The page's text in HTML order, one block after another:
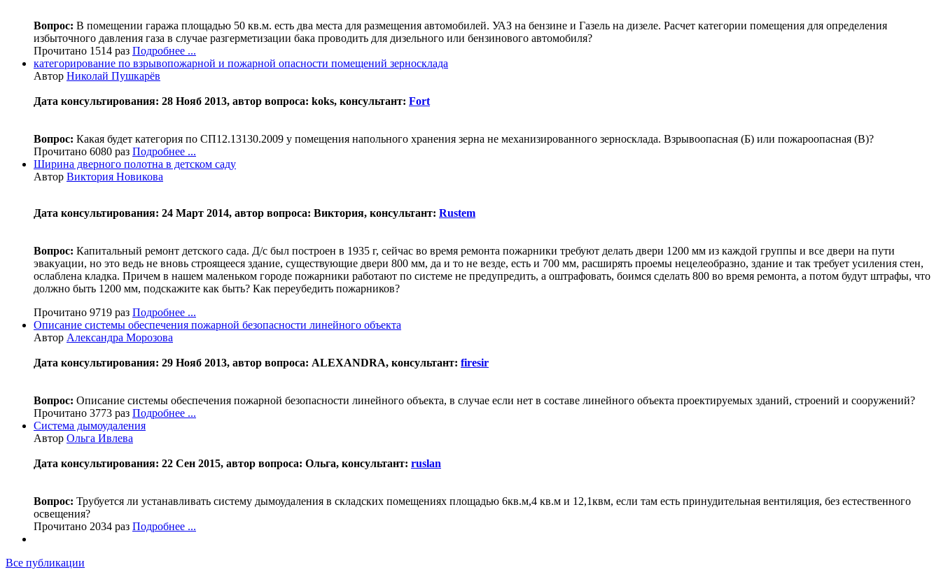
Вопрос: В помещении гаража площадью 50 кв.м. есть два места для размещения автомобилей. УАЗ на бензине и Газель на дизеле. Расчет категории помещения для определения
избыточного давления газа в случае разгерметизации бака проводить для дизельного или бензинового автомобиля?
Прочитано 1514 раз Подробнее ...
категорирование по взрывопожарной и пожарной опасности помещений зерносклада
Автор Николай Пушкарёв
Дата консультирования: 28 Нояб 2013, автор вопроса: koks, консультант: Fort
Вопрос: Какая будет категория по СП12.13130.2009 у помещения напольного хранения зерна не механизированного зерносклада. Взрывоопасная (Б) или пожароопасная (В)?
Прочитано 6080 раз Подробнее ...
Ширина дверного полотна в детском саду
Автор Виктория Новикова
Дата консультирования: 24 Март 2014, автор вопроса: Виктория, консультант: Rustem
Вопрос: Капитальный ремонт детского сада. Д/с был построен в 1935 г, сейчас во время ремонта пожарники требуют делать двери 1200 мм из каждой группы и все двери на пути
эвакуации, но это ведь не вновь строящееся здание, существующие двери 800 мм, да и то не везде, есть и 700 мм, расширять проемы нецелеобразно, здание и так требует усиления стен,
ослаблена кладка. Причем в нашем маленьком городе пожарники работают по системе не предупредить, а оштрафовать, боимся сделать 800 во время ремонта, а потом будут штрафы, что
должно быть 1200 мм, подскажите как быть? Как переубедить пожарников?
Прочитано 9719 раз Подробнее ...
Описание системы обеспечения пожарной безопасности линейного объекта
Автор Александра Морозова
Дата консультирования: 29 Нояб 2013, автор вопроса: ALEXANDRA, консультант: firesir
Вопрос: Описание системы обеспечения пожарной безопасности линейного объекта, в случае если нет в составе линейного объекта проектируемых зданий, строений и сооружений?
Прочитано 3773 раз Подробнее ...
Система дымоудаления
Автор Ольга Ивлева
Дата консультирования: 22 Сен 2015, автор вопроса: Ольга, консультант: ruslan
Вопрос: Трубуется ли устанавливать систему дымоудаления в складских помещениях площадью 6кв.м,4 кв.м и 12,1квм, если там есть принудительная вентиляция, без естественного
освещения?
Прочитано 2034 раз Подробнее ...
Все публикации